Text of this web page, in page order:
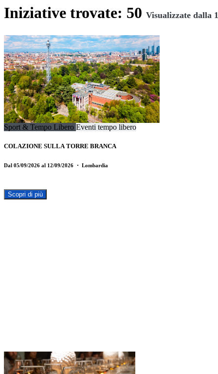
Iniziative trovate: 50 Visualizzate dalla
Sport & Tempo Libero Eventi tempo libero
COLAZIONE SULLA TORRE BRANCA
Dal 05/09/2026 al 12/09/2026 ・ Lombardia
Scopri di più